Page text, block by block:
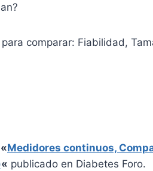
comparar: Fiabilidad,
«Medidores continuos,
« publicado en Diabetes Foro.